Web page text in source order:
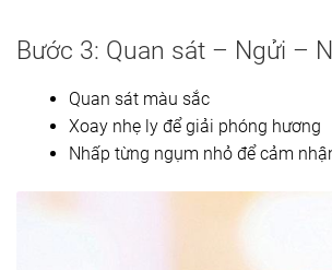
Bước 3: Quan sát – Ngửi –
Quan sát màu sắc
Xoay nhẹ ly để giải phóng hương
Nhấp từng ngụm nhỏ để cảm